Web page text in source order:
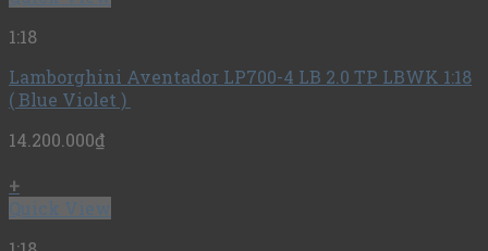
1:18
Lamborghini Aventador LP700-4 LB 2.0 TP LBWK 1:18
( Blue Violet )
14.200.000₫
+
Quick View